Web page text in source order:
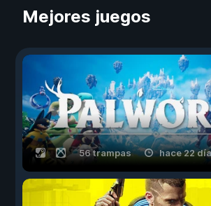
Mejores juegos
56 trampas hace 22